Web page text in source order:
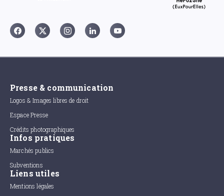
Presse & communication
Logos & Images libres de droit
Espace Presse
Crédits photographiques
Infos pratiques
Marchés publics
Subventions
Liens utiles
Mentions légales